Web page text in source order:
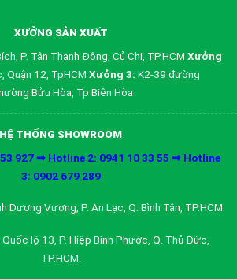
XƯỞNG SẢN XUẤT
P. Tân Thạnh Đông, Củ Chi, TP.HCM Xưởng
Quận 12, TpHCM Xưởng 3: K2-39 đường
Bửu Hòa, Tp Biên Hòa
HỆ THỐNG SHOWROOM
927 ⇒ Hotline 2: 0941 10 33 55 ⇒ Hotline
3: 0902 679 289
Dương Vương, P. An Lạc, Q. Bình Tân, TP.HCM.
lộ 13, P. Hiệp Bình Phước, Q. Thủ Đức,
TP.HCM.